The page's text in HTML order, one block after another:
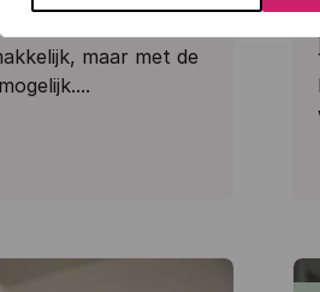
herstel
maar met de